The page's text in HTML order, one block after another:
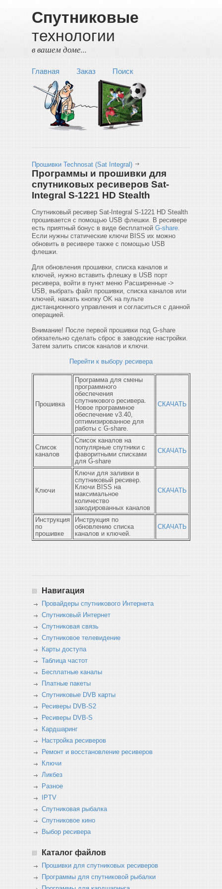
Спутниковые
технологии
в вашем доме...
Главная Заказ Поиск
Прошивки Technosat (Sat Integral)
Программы и прошивки для
спутниковых ресиверов Sat-
Integral S-1221 HD Stealth
Спутниковый ресивер Sat-Integral S-1221 HD Stealth
прошивается с помощью USB флешки. В ресивере
есть приятный бонус в виде бесплатной G-share.
Если нужны статические ключи BISS их можно
обновить в ресивере также с помощью USB
флешки.
Для обновления прошивки, списка каналов и
ключей, нужно вставить флешку в USB порт
ресивера, войти в пункт меню Расширенные ->
USB, выбрать файл прошивки, списка каналов или
ключей, нажать кнопку OK на пульте
дистанционного управления и согласиться с данной
операцией.
Внимание! После первой прошивки под G-share
обязательно сделать сброс в заводские настройки.
Затем залить список каналов и ключи.
Перейти к выбору ресивера
Прошивка
Программа для смены
программного
обеспечения
спутникового ресивера.
Новое программное
обеспечение v3.40,
оптимизированное для
работы с G-share.
СКАЧАТЬ
Список
каналов
Список каналов на
популярные спутники с
фаворитными списками
для G-share
СКАЧАТЬ
Ключи
Ключи для заливки в
спутниковый ресивер.
Ключи BISS на
максимальное
количество
закодированных каналов
СКАЧАТЬ
Инструкция
по
прошивке
Инструкция по
обновлению списка
каналов и ключей.
СКАЧАТЬ
Навигация
Провайдеры спутникового Интернета
Спутниковый Интернет
Спутниковая связь
Спутниковое телевидение
Карты доступа
Таблица частот
Бесплатные каналы
Платные пакеты
Спутниковые DVB карты
Ресиверы DVB-S2
Ресиверы DVB-S
Кардшаринг
Настройка ресиверов
Ремонт и восстановление ресиверов
Ключи
Ликбез
Разное
IPTV
Спутниковая рыбалка
Спутниковое кино
Выбор ресивера
Каталог файлов
Прошивки для спутниковых ресиверов
Программы для спутниковой рыбалки